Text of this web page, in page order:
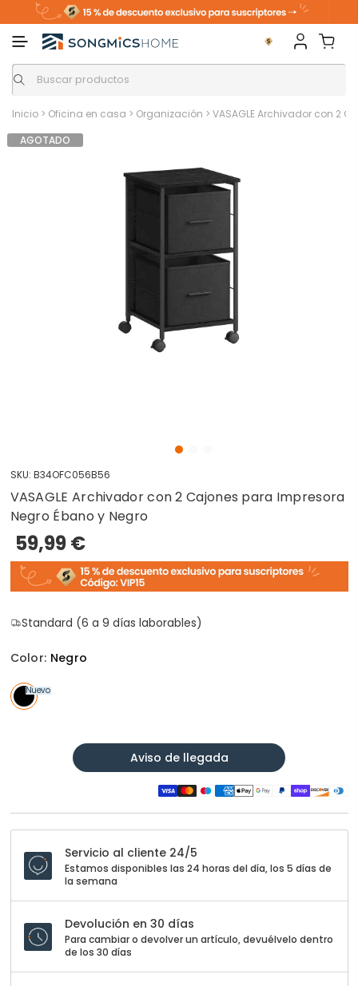
Inicio > Oficina en casa > Organización > VASAGLE Archivador con 2
AGOTADO
SKU: B34OFC056B56
VASAGLE Archivador con 2 Cajones para Impresora
Negro Ébano y Negro
59,99 €
Standard (6 a 9 días laborables)
Color: Negro
Nuevo
Aviso de llegada
Servicio al cliente 24/5
Estamos disponibles las 24 horas del día, los 5 días de
la semana
Devolución en 30 días
Para cambiar o devolver un artículo, devuélvelo dentro
de los 30 días